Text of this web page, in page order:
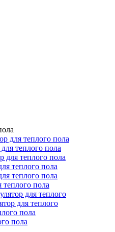
теплого пола
теплого пола
теплого пола
для теплого
пола